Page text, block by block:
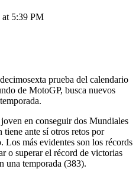
5:39 PM
prueba del calendario
de MotoGP, busca nuevos
en conseguir dos Mundiales
ante sí otros retos por
Los más evidentes son los récords
o superar el récord de victorias
una temporada (383).